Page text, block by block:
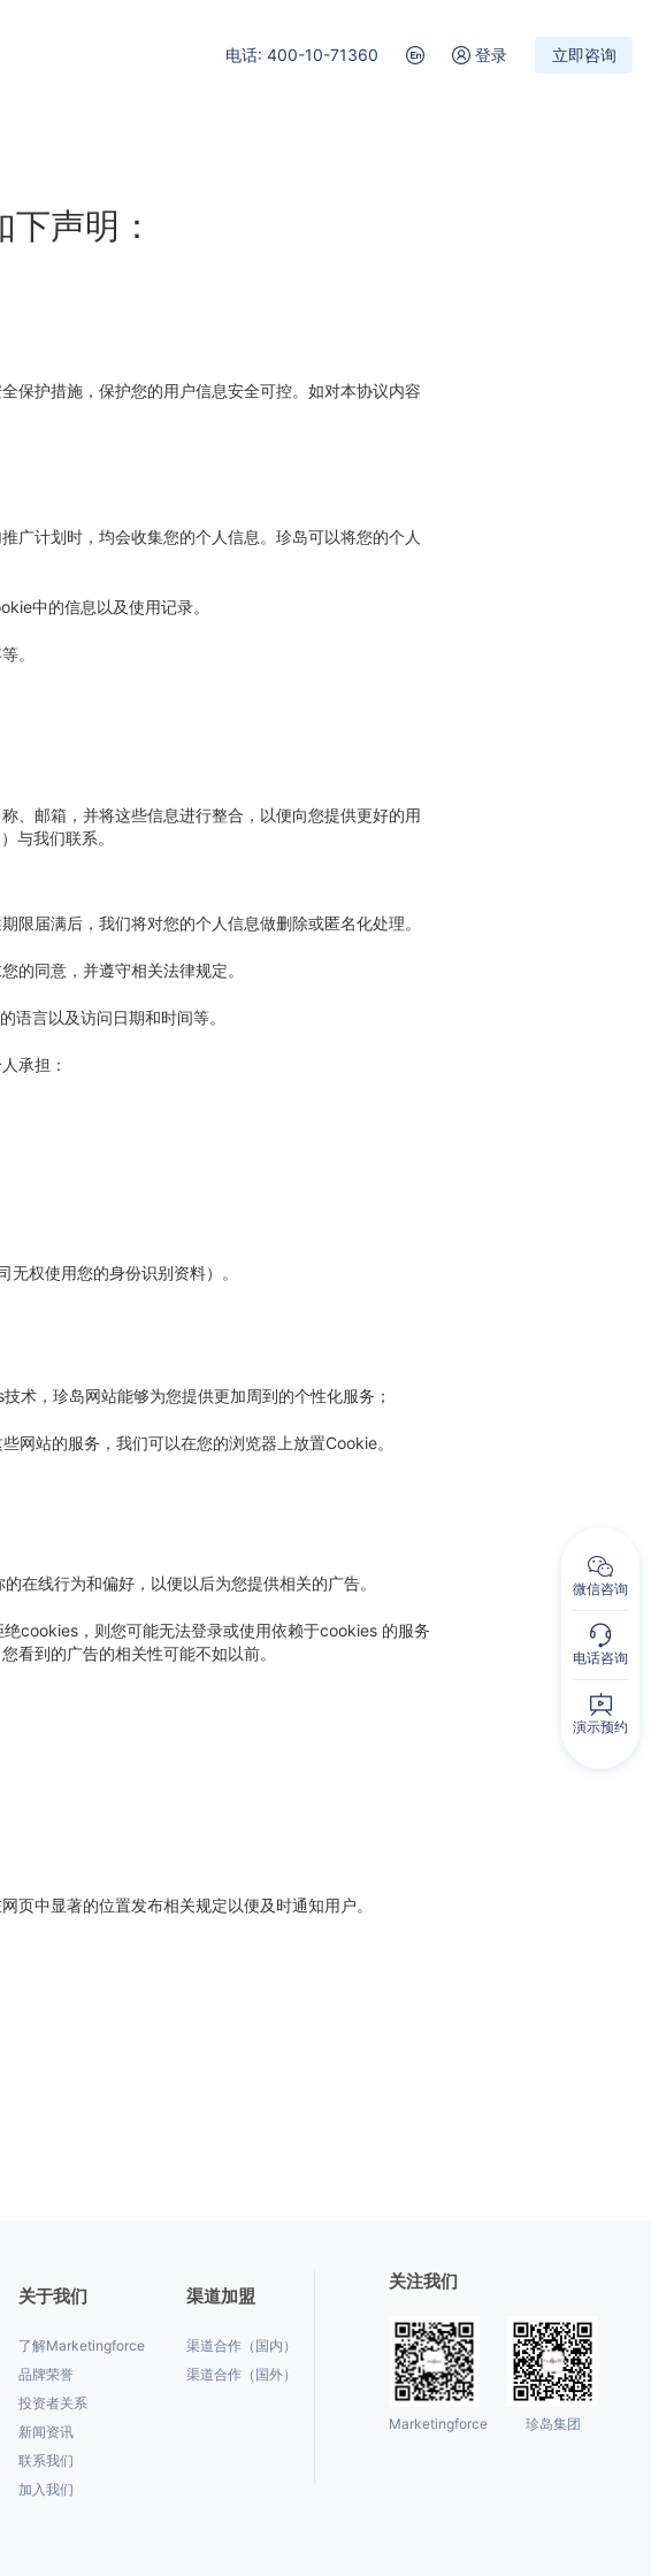
电话: 400-10-71360 登录 立即咨询
声明：
保护措施，保护您的用户信息安全可控。如对本协议内容
广计划时，均会收集您的个人信息。珍岛可以将您的个人
中的信息以及使用记录。
。
、邮箱，并将这些信息进行整合，以便向您提供更好的用
与我们联系。
届满后，我们将对您的个人信息做删除或匿名化处理。
的同意，并遵守相关法律规定。
语言以及访问日期和时间等。
承担：
权使用您的身份识别资料）。
术，珍岛网站能够为您提供更加周到的个性化服务；
网站的服务，我们可以在您的浏览器上放置Cookie。
在线行为和偏好，以便以后为您提供相关的广告。
cookies，则您可能无法登录或使用依赖于cookies 的服务
到的广告的相关性可能不如以前。
页中显著的位置发布相关规定以便及时通知用户。
关于我们
了解Marketingforce
品牌荣誉
投资者关系
新闻资讯
联系我们
加入我们
渠道加盟
渠道合作（国内）
渠道合作（国外）
关注我们
Marketingforce 珍岛集团
微信咨询
电话咨询
演示预约